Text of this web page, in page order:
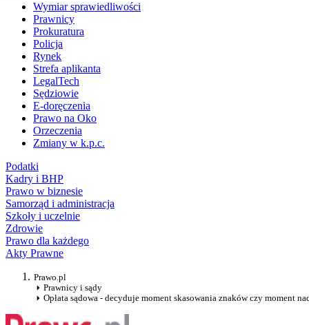
Wymiar sprawiedliwości
Prawnicy
Prokuratura
Policja
Rynek
Strefa aplikanta
LegalTech
Sędziowie
E-doręczenia
Prawo na Oko
Orzeczenia
Zmiany w k.p.c.
Podatki
Kadry i BHP
Prawo w biznesie
Samorząd i administracja
Szkoły i uczelnie
Zdrowie
Prawo dla każdego
Akty Prawne
Prawo.pl
Prawnicy i sądy
Opłata sądowa - decyduje moment skasowania znaków czy moment